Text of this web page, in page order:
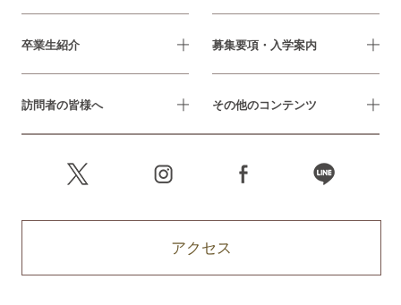
卒業生紹介 募集要項・入学案内
訪問者の皆様へ その他のコンテンツ
アクセス